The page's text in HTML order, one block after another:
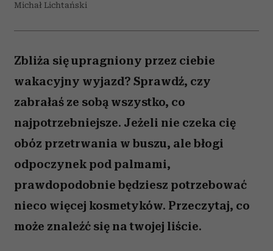
Michał Lichtański
Zbliża się upragniony przez ciebie
wakacyjny wyjazd? Sprawdź, czy
zabrałaś ze sobą wszystko, co
najpotrzebniejsze. Jeżeli nie czeka cię
obóz przetrwania w buszu, ale błogi
odpoczynek pod palmami,
prawdopodobnie będziesz potrzebować
nieco więcej kosmetyków. Przeczytaj, co
może znaleźć się na twojej liście.